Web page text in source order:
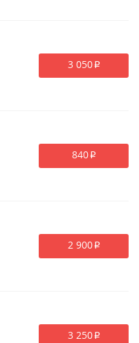
3 050p
840p
2 900p
3 250p